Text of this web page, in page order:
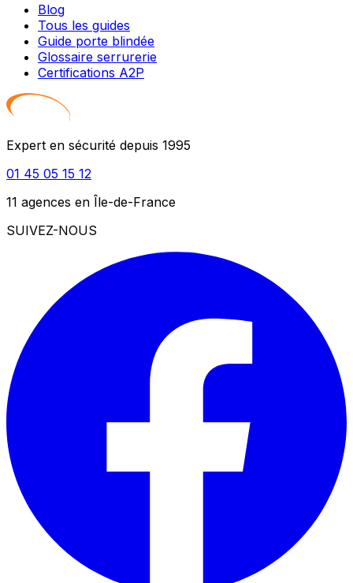
Blog
Tous les guides
Guide porte blindée
Glossaire serrurerie
Certifications A2P
Expert en sécurité depuis 1995
01 45 05 15 12
11 agences en Île-de-France
SUIVEZ-NOUS